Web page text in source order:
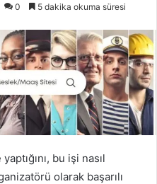
0 5 dakika okuma süresi
bu işi nasıl
olarak başarılı